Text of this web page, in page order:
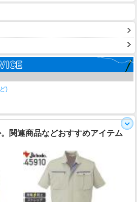
)
関連商品などおすすめアイテム